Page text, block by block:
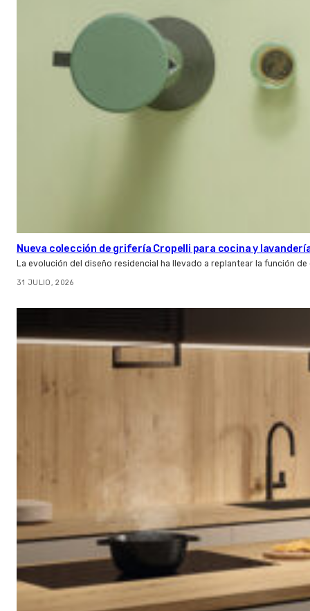
Nueva colección de grifería Cropelli para cocina y
La evolución del diseño residencial ha llevado a replantear la función
31 JULIO, 2026